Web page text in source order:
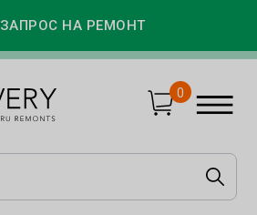
ЗАПРОС НА РЕМОНТ
0